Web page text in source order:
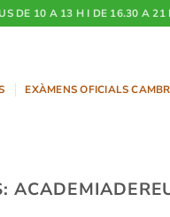
DE 10 A 13 H I DE 16.30 A
EXÀMENS OFICIALS